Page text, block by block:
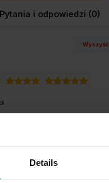
Details
i odpowiedzi (0)
Wyczyść